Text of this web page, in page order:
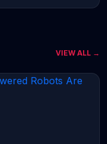
VIEW ALL →